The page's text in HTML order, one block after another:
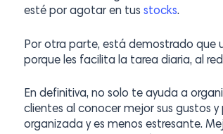
esté por agotar en tus stocks.
Por otra parte, está demostrado que
porque les facilita la tarea diaria, al
En definitiva, no solo te ayuda a
clientes al conocer mejor sus gustos
organizada y es menos estresante.